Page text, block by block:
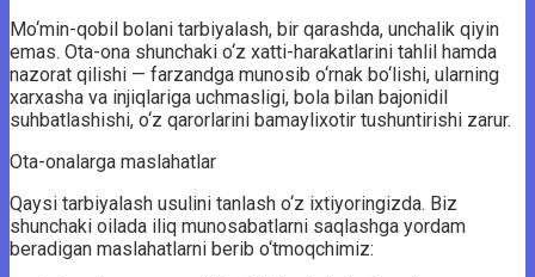
Mo‘min-qobil bolani tarbiyalash, bir qarashda, unchalik qiyin
emas. Ota-ona shunchaki o‘z xatti-harakatlarini tahlil hamda
nazorat qilishi — farzandga munosib o‘rnak bo‘lishi, ularning
xarxasha va injiqlariga uchmasligi, bola bilan bajonidil
suhbatlashishi, o‘z qarorlarini bamaylixotir tushuntirishi zarur.
Ota-onalarga maslahatlar
Qaysi tarbiyalash usulini tanlash o‘z ixtiyoringizda. Biz
shunchaki oilada iliq munosabatlarni saqlashga yordam
beradigan maslahatlarni berib o‘tmoqchimiz: